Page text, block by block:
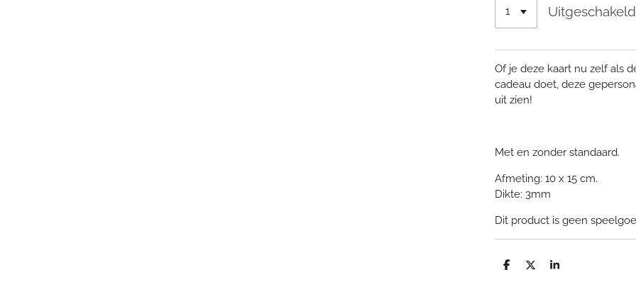
Uitgeschakeld
Of je deze kaart nu zelf als
cadeau doet, deze
uit zien!
Met en zonder standaard.
Afmeting: 10 x 15 cm.
Dikte: 3mm
Dit product is geen
D
D
S